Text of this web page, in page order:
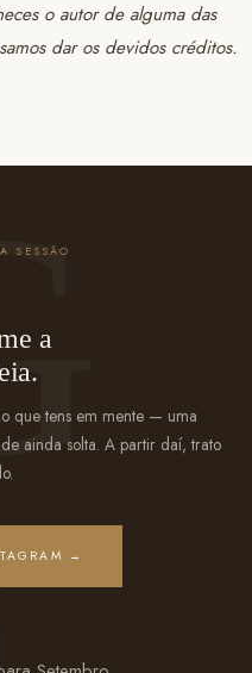
o autor de alguma das
dar os devidos créditos.
SESSÃO
a
que tens em mente — uma
ainda solta. A partir daí, trato
→